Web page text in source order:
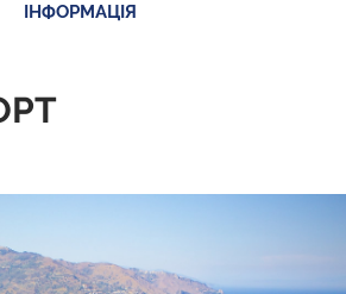
ІНФОРМАЦІЯ